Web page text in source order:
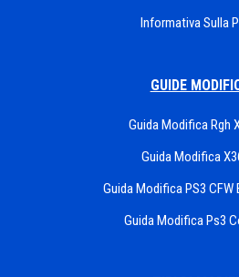
Informativa Sulla
GUIDE
Guida Modifica Rgh
Guida Modifica
Guida Modifica PS3 CFW
Guida Modifica Ps3